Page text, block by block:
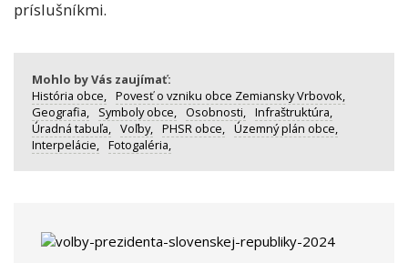
príslušníkmi.
Mohlo by Vás zaujímať:
História obce, Povesť o vzniku obce Zemiansky Vrbovok,
Geografia,
Symboly obce, Osobnosti, Infraštruktúra,
Úradná tabuľa, Voľby, PHSR obce, Územný plán obce,
Interpelácie, Fotogaléria,